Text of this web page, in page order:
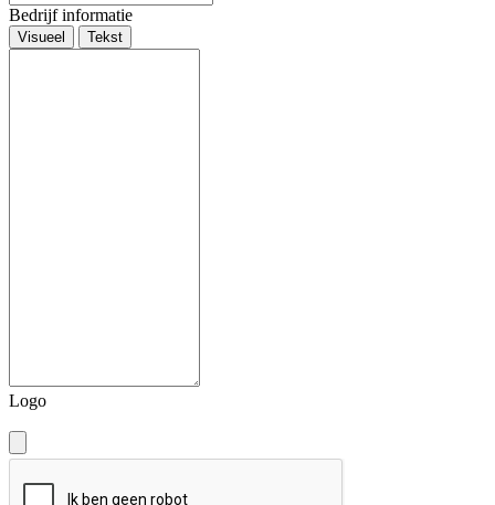
Bedrijf informatie
Visueel Tekst
Logo